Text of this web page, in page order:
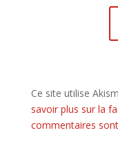
Ce site utilise
savoir plus sur la
commentaires